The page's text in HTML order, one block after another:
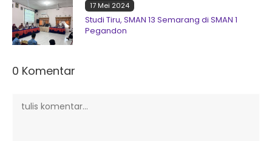
17 Mei 2024
Studi Tiru, SMAN 13 Semarang di SMAN 1
Pegandon
0 Komentar